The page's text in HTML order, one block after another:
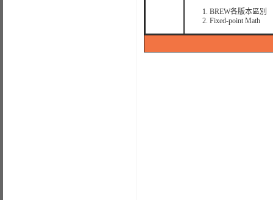
BREW各版本區別
Fixed-point Math